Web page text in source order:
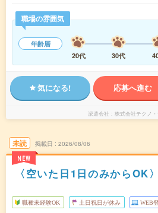
職場の雰囲気
年齢層
20代
30代
気になる! 応募へ進む
派遣会社 株式会社テクノ
未読
NEW
掲載日 2026/08/06
〈空いた日1日のみからOK
職種未経験OK 土日祝日が休み WEB